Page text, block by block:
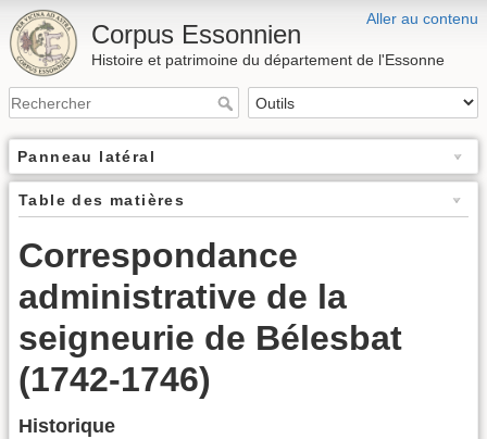
Aller au contenu
Corpus Essonnien
Histoire et patrimoine du département de l'Essonne
Panneau latéral
Table des matières
Correspondance
administrative de la
seigneurie de Bélesbat
(1742-1746)
Historique